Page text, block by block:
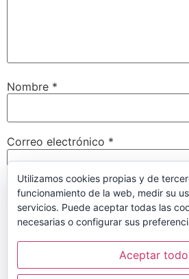
Nombre *
Correo electrónico *
Web
Guarda mi nombre, correo
navegador para la próxima vez
Utilizamos cookies propias y de
funcionamiento de la web, medir su
servicios. Puede aceptar todas las
necesarias o configurar sus
Aceptar todo